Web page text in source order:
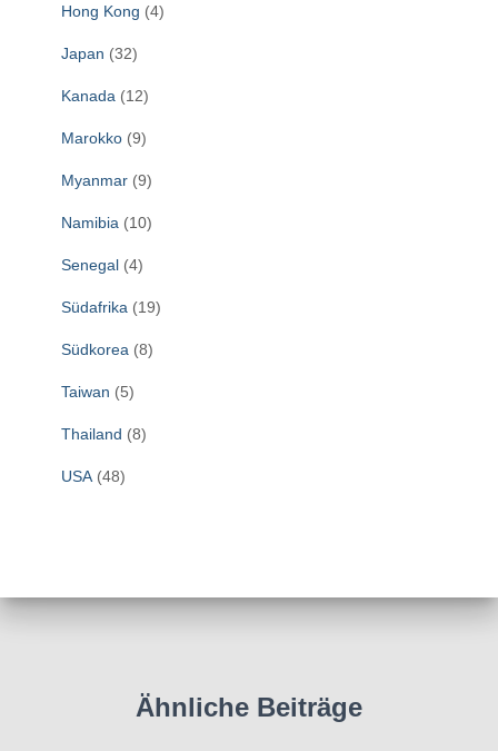
Hong Kong (4)
Japan (32)
Kanada (12)
Marokko (9)
Myanmar (9)
Namibia (10)
Senegal (4)
Südafrika (19)
Südkorea (8)
Taiwan (5)
Thailand (8)
USA (48)
Ähnliche Beiträge